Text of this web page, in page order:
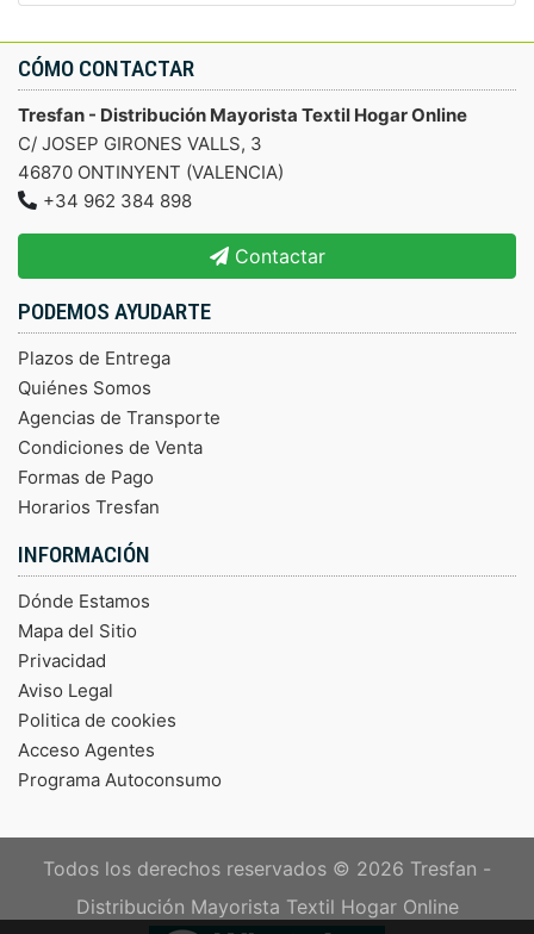
CÓMO CONTACTAR
Tresfan - Distribución Mayorista Textil Hogar Online
C/ JOSEP GIRONES VALLS, 3
46870 ONTINYENT (VALENCIA)
+34 962 384 898
Contactar
PODEMOS AYUDARTE
Plazos de Entrega
Quiénes Somos
Agencias de Transporte
Condiciones de Venta
Formas de Pago
Horarios Tresfan
INFORMACIÓN
Dónde Estamos
Mapa del Sitio
Privacidad
Aviso Legal
Politica de cookies
Acceso Agentes
Programa Autoconsumo
Todos los derechos reservados © 2026 Tresfan -
Distribución Mayorista Textil Hogar Online